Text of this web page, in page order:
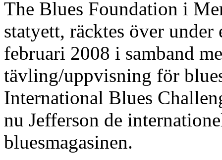
The Blues Foundation i
statyett, räcktes över
februari 2008 i samband
tävling/uppvisning för
International Blues
nu Jefferson de
bluesmagasinen.